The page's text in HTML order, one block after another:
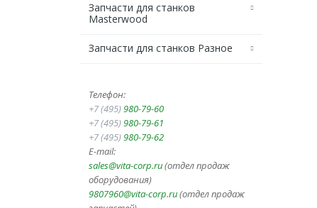
Запчасти для станков
Masterwood
Запчасти для станков Разное
Телефон:
+7 (495) 980-79-60
+7 (495) 980-79-61
+7 (495) 980-79-62
E-mail:
sales@vita-corp.ru(отдел продаж
оборудования)
9807960@vita-corp.ru(отдел продаж